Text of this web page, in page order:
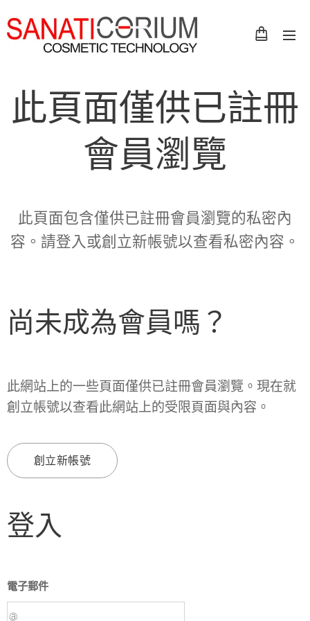
此頁面僅供已註冊
會員瀏覽
此頁面包含僅供已註冊會員瀏覽的私密內
容。請登入或創立新帳號以查看私密內容。
尚未成為會員嗎？
此網站上的一些頁面僅供已註冊會員瀏覽。現在就
創立帳號以查看此網站上的受限頁面與內容。
創立新帳號
登入
電子郵件